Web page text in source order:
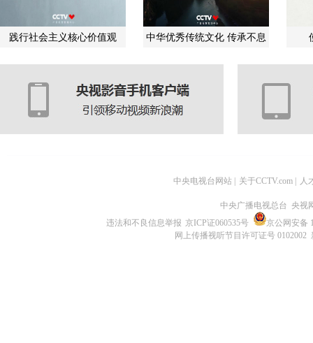
践行社会主义核心价值观 中华优秀传统文化 传承不息
中央电视台网站 关于CCTV.com 人
中央广播电视总台 央视
违法和不良信息举报 京ICP证060535号
京公网安备
网上传播视听节目许可证号 0102002